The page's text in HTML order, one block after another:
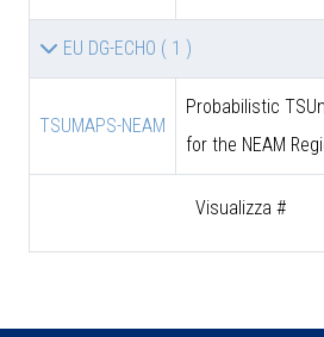
Visualizza #
EU DG-ECHO ( 1 )
TSUMAPS-NEAM
Probabilistic
for the NEAM